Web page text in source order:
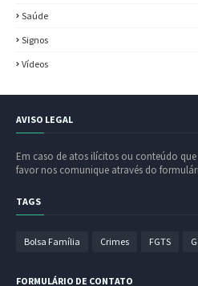
Saúde
Signos
Vídeos
AVISO LEGAL
Em caso de atos ilícitos ou conteúdo
favor nos comunique através do
TAGS
Bolsa Família Crimes FGTS
FORMULÁRIO DE CONTATO